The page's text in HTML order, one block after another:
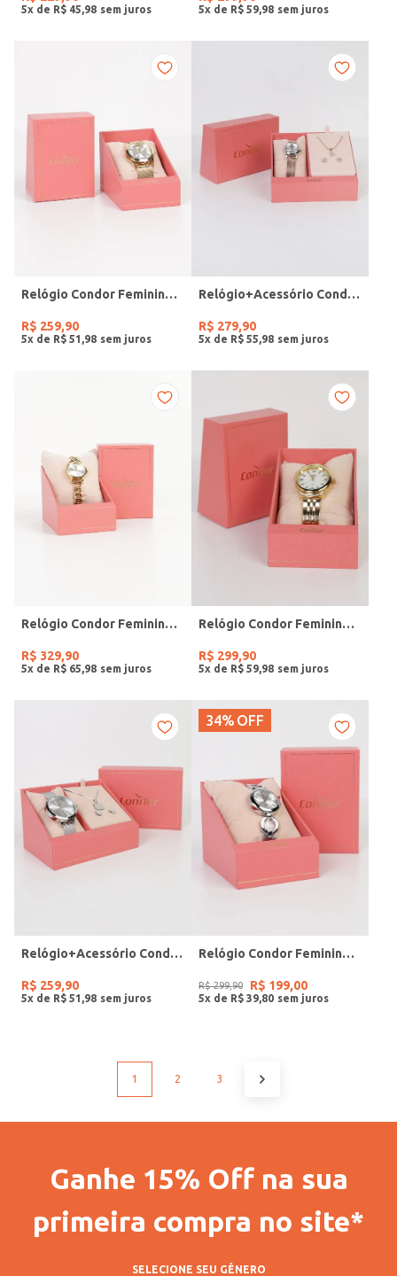
5x de R$ 45 98 5x de R$ 59 98
Relógio Condor Feminino DOURADO
R$ 259,90
5x de R$ 51 98
Relógio+Acessório Condor Feminino ROSE
R$ 279,90
5x de R$ 55 98
Relógio Condor Feminino DOURADO
R$ 329,90
5x de R$ 65 98
Relógio Condor Feminino DOURADO
R$ 299,90
5x de R$ 59 98
Relógio+Acessório Condor Feminino PRATA
R$ 259,90
5x de R$ 51 98
34% OFF
Relógio Condor Feminino PRATA
R$ 299,90 R$ 199,00
5x de R$ 39 80
1 2 3
Ganhe 15% Off na sua
primeira compra no site*
SELECIONE SEU GÊNERO